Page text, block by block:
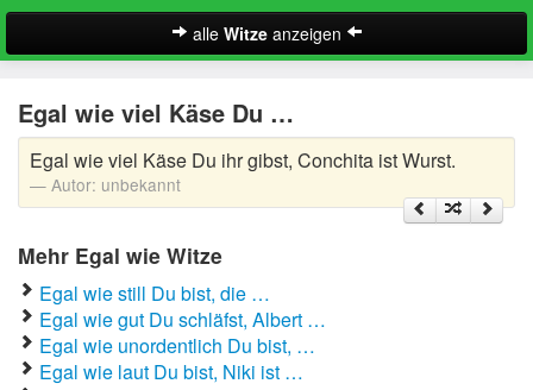
alle Witzeanzeigen
A-Klasse Witze
Akademiker Witze
Anrufbeantworter Ansagen
Antiwitze
Egal wie viel Käse Du …
Egal wie viel Käse Du ihr gibst, Conchita ist Wurst.
Autor: unbekannt
Mehr Egal wie Witze
Egal wie still Du bist, die …
Egal wie gut Du schläfst, Albert …
Egal wie unordentlich Du bist, …
Egal wie laut Du bist, Niki ist …